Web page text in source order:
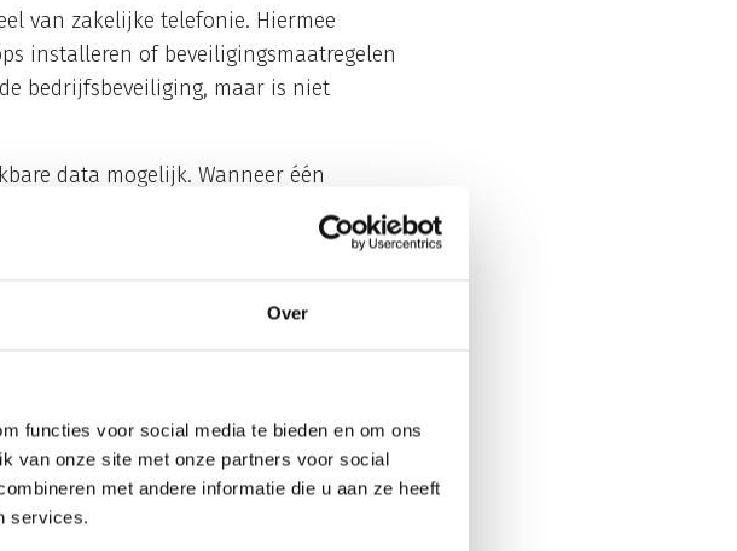
Over
functies voor social media te bieden en om ons
van onze site met onze partners voor social
met andere informatie die u aan ze heeft
services.
van zakelijke telefonie. Hiermee
installeren of beveiligingsmaatregelen
bedrijfsbeveiliging, maar is niet
data mogelijk. Wanneer één
profiteren. Centrale facturering geeft
wat administratieve processen
bij netwerkcongestie voorrang
tarieven aangeboden dan bij
tussen